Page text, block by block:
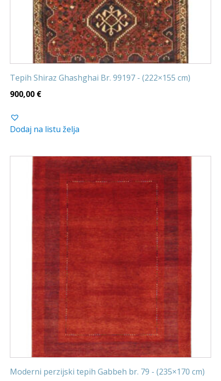
Tepih Shiraz Ghashghai Br. 99197 - (222×155 cm)
900,00 €
Dodaj na listu želja
Moderni perzijski tepih Gabbeh br. 79 - (235×170 cm)